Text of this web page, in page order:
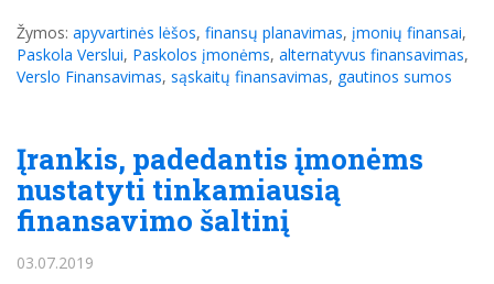
Žymos: apyvartinės lėšos, finansų planavimas, įmonių finansai,
Paskola Verslui, Paskolos įmonėms, alternatyvus finansavimas,
Verslo Finansavimas, sąskaitų finansavimas, gautinos sumos
Įrankis, padedantis įmonėms
nustatyti tinkamiausią
finansavimo šaltinį
03.07.2019